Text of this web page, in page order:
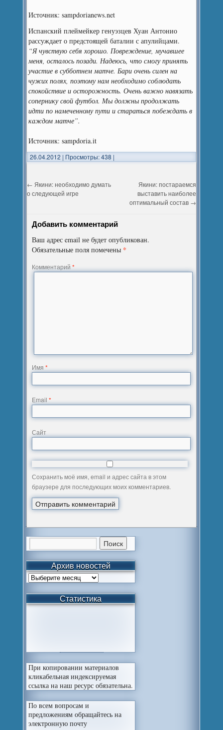
Источник: sampdorianews.net
Испанский плеймейкер генуэзцев Хуан Антонио
рассуждает о предстоящей баталии с апулийцами.
“Я чувствую себя хорошо. Повреждение, мучавшее
меня, осталось позади. Надеюсь, что смогу принять
участие в субботнем матче. Бари очень силен на
чужих полях, поэтому нам необходимо соблюдать
спокойствие и осторожность. Очень важно навязать
сопернику свой футбол. Мы должны продолжать
идти по намеченному пути и стараться побеждать в
каждом матче”.
Источник: sampdoria.it
26.04.2012 | Просмотры: 438 |
← Якини: необходимо думать
о следующей игре
Якини: постараемся
выставить наиболее
оптимальный состав →
Добавить комментарий
Ваш адрес email не будет опубликован.
Обязательные поля помечены *
Комментарий*
Имя*
Email*
Сайт
Сохранить моё имя, email и адрес сайта в этом
браузере для последующих моих комментариев.
Архив новостей
Статистика
При копировании материалов
кликабельная индексируемая
ссылка на наш ресурс обязательна.
По всем вопросам и
предложениям обращайтесь на
электронную почту